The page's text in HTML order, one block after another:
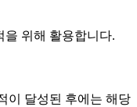
을 위해 활용합니다.
이 달성된 후에는 해당